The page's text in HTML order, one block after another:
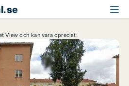
View och kan vara oprecist: